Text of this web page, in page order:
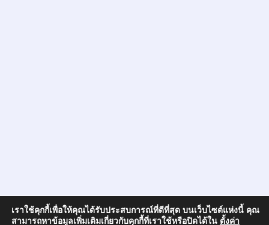
เราใช้คุกกี้เพื่อให้คุณได้รับประสบการณ์ที่ดีที่สุด บนเว็บไซต์แห่งนี้ คุณ
สามารถหาข้อมูลเพิ่มเติมเกี่ยวกับคุกกี้ที่เราใช้หรือปิดได้ใน ตั้งค่า